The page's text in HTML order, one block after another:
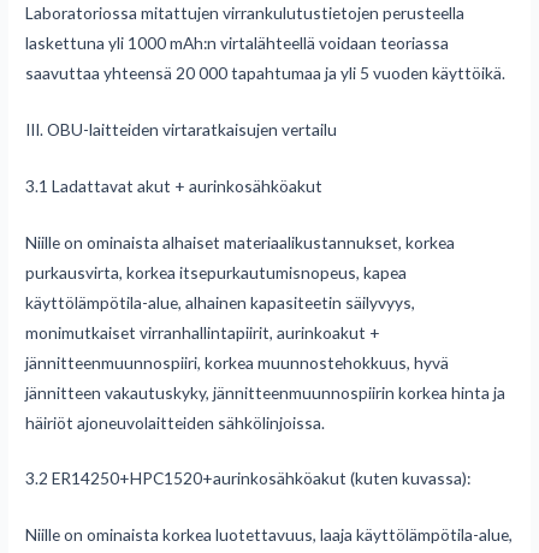
Laboratoriossa mitattujen virrankulutustietojen perusteella
laskettuna yli 1000 mAh:n virtalähteellä voidaan teoriassa
saavuttaa yhteensä 20 000 tapahtumaa ja yli 5 vuoden käyttöikä.
III. OBU-laitteiden virtaratkaisujen vertailu
3.1 Ladattavat akut + aurinkosähköakut
Niille on ominaista alhaiset materiaalikustannukset, korkea
purkausvirta, korkea itsepurkautumisnopeus, kapea
käyttölämpötila-alue, alhainen kapasiteetin säilyvyys,
monimutkaiset virranhallintapiirit, aurinkoakut +
jännitteenmuunnospiiri, korkea muunnostehokkuus, hyvä
jännitteen vakautuskyky, jännitteenmuunnospiirin korkea hinta ja
häiriöt ajoneuvolaitteiden sähkölinjoissa.
3.2 ER14250+HPC1520+aurinkosähköakut (kuten kuvassa):
Niille on ominaista korkea luotettavuus, laaja käyttölämpötila-alue,